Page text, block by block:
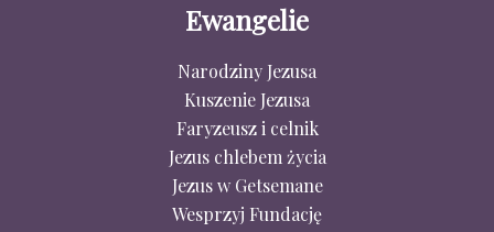
Ewangelie
Narodziny Jezusa
Kuszenie Jezusa
Faryzeusz i celnik
Jezus chlebem życia
Jezus w Getsemane
Wesprzyj Fundację